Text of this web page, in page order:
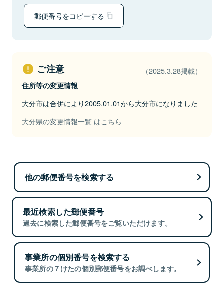
郵便番号をコピーする
ご注意 （2025.3.28掲載）
住所等の変更情報
大分市は合併により2005.01.01から大分市になりました
大分県の変更情報一覧 はこちら
他の郵便番号を検索する
最近検索した郵便番号
過去に検索した郵便番号をご覧いただけます。
事業所の個別番号を検索する
事業所の７けたの個別郵便番号をお調べします。